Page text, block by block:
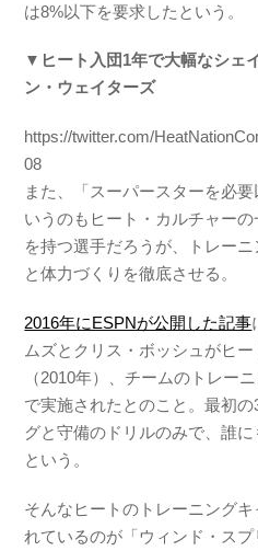
は8%以下を要求したという。
▼ヒート入団1年で大幅なシェ
ン・ウェイターズ
https://twitter.com/
08
また、「スーパースターを必
いうのもヒート・カルチャー
を持つ選手だろうが、トレー
と体力づくりを徹底させる。
2016年にESPNが公開した記事
ムズとクリス・ボッシュがヒ
（2010年）、チームのトレー
で実施されたとのこと。最初
グと守備のドリルのみで、誰
という。
そんなヒートのトレーニング
れているのが「ウィンド・ス